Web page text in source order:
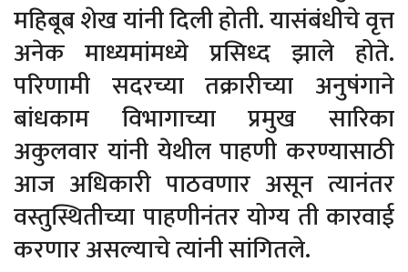
महिबूब शेख यांनी दिली होती. यासंबंधीचे वृत्त
अनेक माध्यमांमध्ये प्रसिध्द झाले होते.
परिणामी सदरच्या तक्रारीच्या अनुषंगाने
बांधकाम विभागाच्या प्रमुख सारिका
अकुलवार यांनी येथील पाहणी करण्यासाठी
आज अधिकारी पाठवणार असून त्यानंतर
वस्तुस्थितीच्या पाहणीनंतर योग्य ती कारवाई
करणार असल्याचे त्यांनी सांगितले.